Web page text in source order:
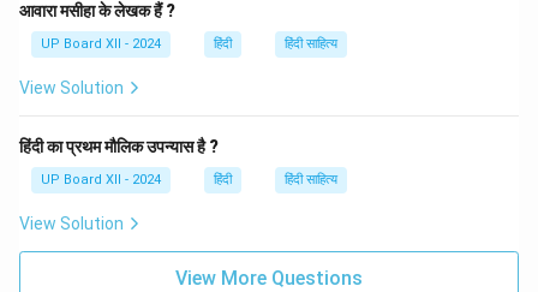
आवारा मसीहा के लेखक हैं ?
UP Board XII - 2024 हिंदी हिंदी साहित्य
View Solution
हिंदी का प्रथम मौलिक उपन्यास है ?
UP Board XII - 2024 हिंदी हिंदी साहित्य
View Solution
View More Questions